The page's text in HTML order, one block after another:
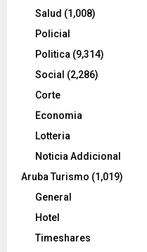
Salud (1,008)
Policial
Politica (9,314)
Social (2,286)
Corte
Economia
Lotteria
Noticia Addicional
Aruba Turismo (1,019)
General
Hotel
Timeshares